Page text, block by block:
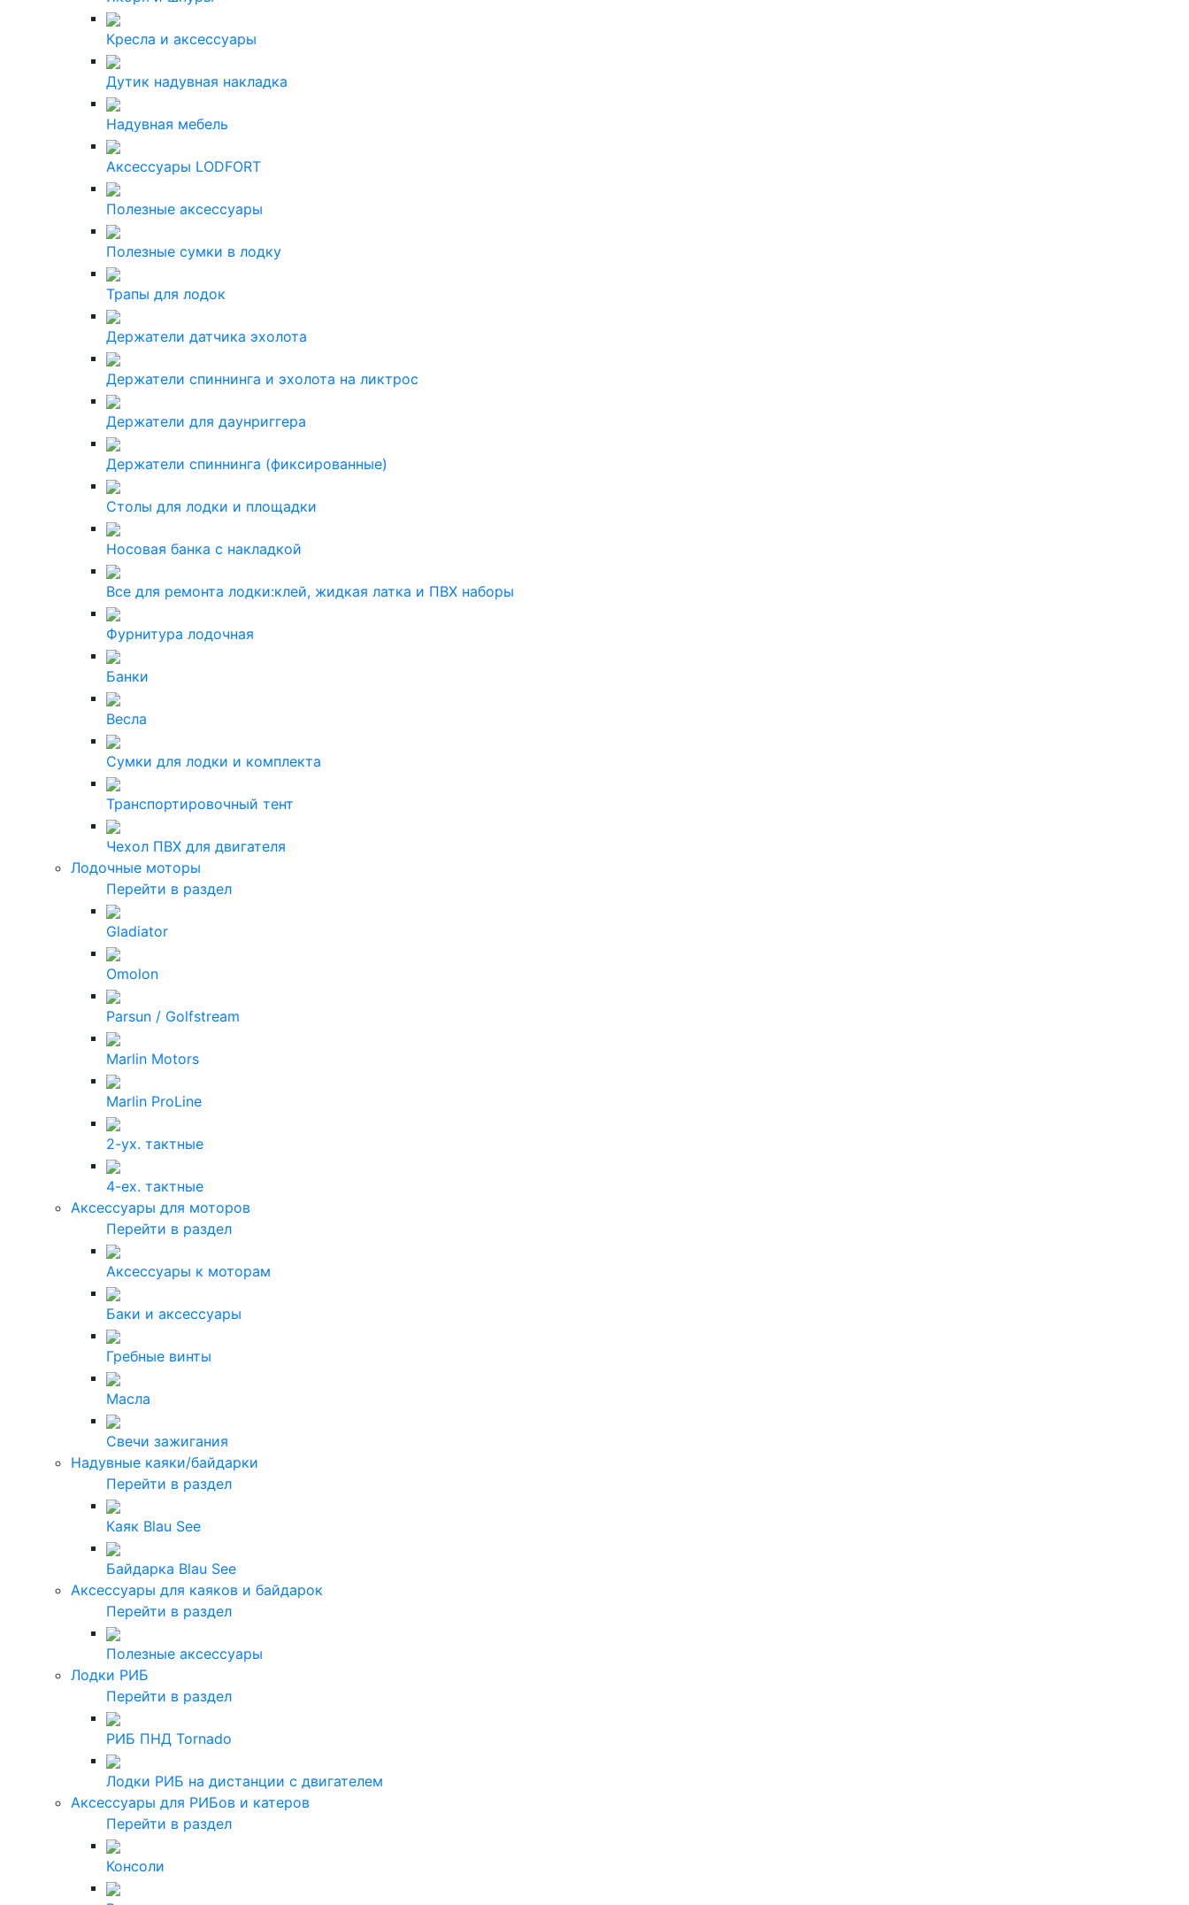
Кресла и аксессуары
Дутик надувная накладка
Надувная мебель
Аксессуары LODFORT
Полезные аксессуары
Полезные сумки в лодку
Трапы для лодок
Держатели датчика эхолота
Держатели спиннинга и эхолота на ликтрос
Держатели для даунриггера
Держатели спиннинга (фиксированные)
Столы для лодки и площадки
Носовая банка с накладкой
Все для ремонта лодки:клей, жидкая латка и ПВХ наборы
Фурнитура лодочная
Банки
Весла
Сумки для лодки и комплекта
Транспортировочный тент
Чехол ПВХ для двигателя
Лодочные моторы
Перейти в раздел
Gladiator
Omolon
Parsun / Golfstream
Marlin Motors
Marlin ProLine
2-ух. тактные
4-ех. тактные
Аксессуары для моторов
Перейти в раздел
Аксессуары к моторам
Баки и аксессуары
Гребные винты
Масла
Свечи зажигания
Надувные каяки/байдарки
Перейти в раздел
Каяк Blau See
Байдарка Blau See
Аксессуары для каяков и байдарок
Перейти в раздел
Полезные аксессуары
Лодки РИБ
Перейти в раздел
РИБ ПНД Tornado
Лодки РИБ на дистанции с двигателем
Аксессуары для РИБов и катеров
Перейти в раздел
Консоли